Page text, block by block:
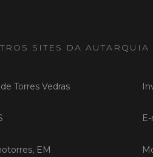
SITES DA AUTARQUIA
Torres Vedras
EM